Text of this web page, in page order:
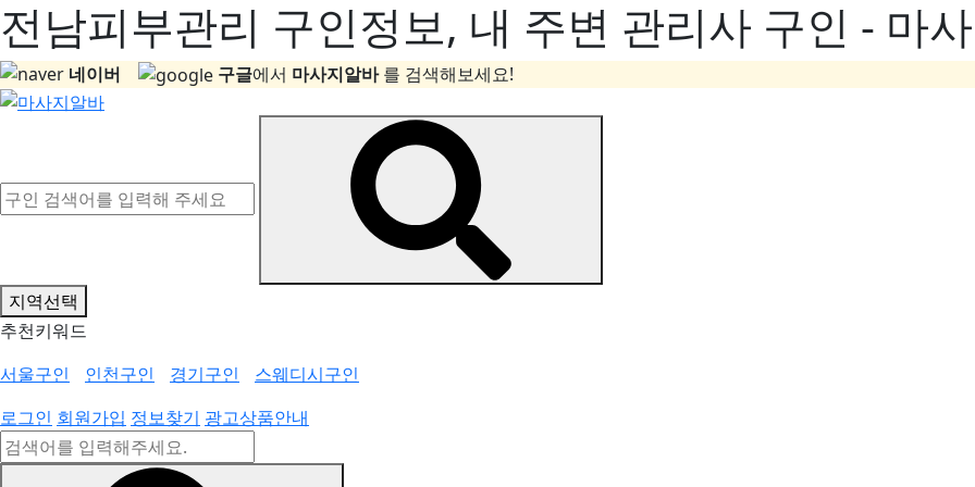
전남피부관리 구인정보, 내 주변 관리사 구인 - 마
네이버 구글에서 마사지알바를 검색해보세요!
지역선택
추천키워드
서울구인
인천구인 경기구인
스웨디시구인
로그인 회원가입 정보찾기 광고상품안내